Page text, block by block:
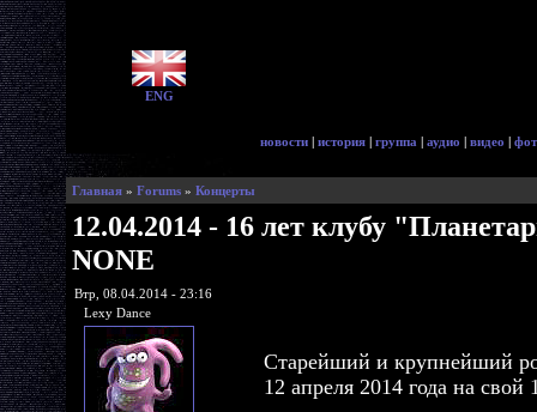
ENG
новости | история | группа | аудио | видео |
Главная » Forums » Концерты
12.04.2014 - 16 лет клубу
NONE
Втр, 08.04.2014 - 23:16
Lexy Dance
Старейший и крупнейший
12 апреля 2014 года на